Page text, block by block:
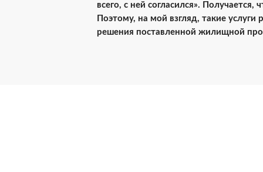
всего, с ней согласился».
Поэтому, на мой взгляд, такие
решения поставленной жилищной